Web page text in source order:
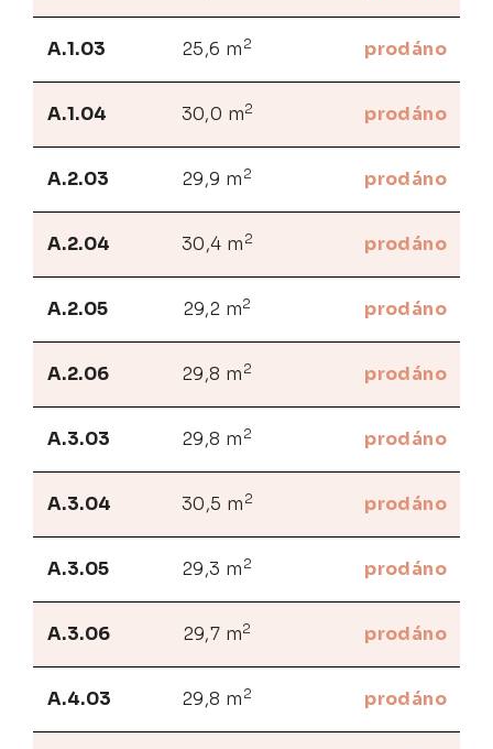
A.1.03 25,6 m 2 prodáno
A.1.04 30,0 m2 prodáno
A.2.03 29,9 m 2 prodáno
A.2.04 30,4 m 2 prodáno
A.2.05 29,2 m2 prodáno
A.2.06 29,8 m 2 prodáno
A.3.03 29,8 m 2 prodáno
A.3.04 30,5 m 2 prodáno
A.3.05 29,3 m 2 prodáno
A.3.06 29,7 m2 prodáno
A.4.03 29,8 m 2 prodáno